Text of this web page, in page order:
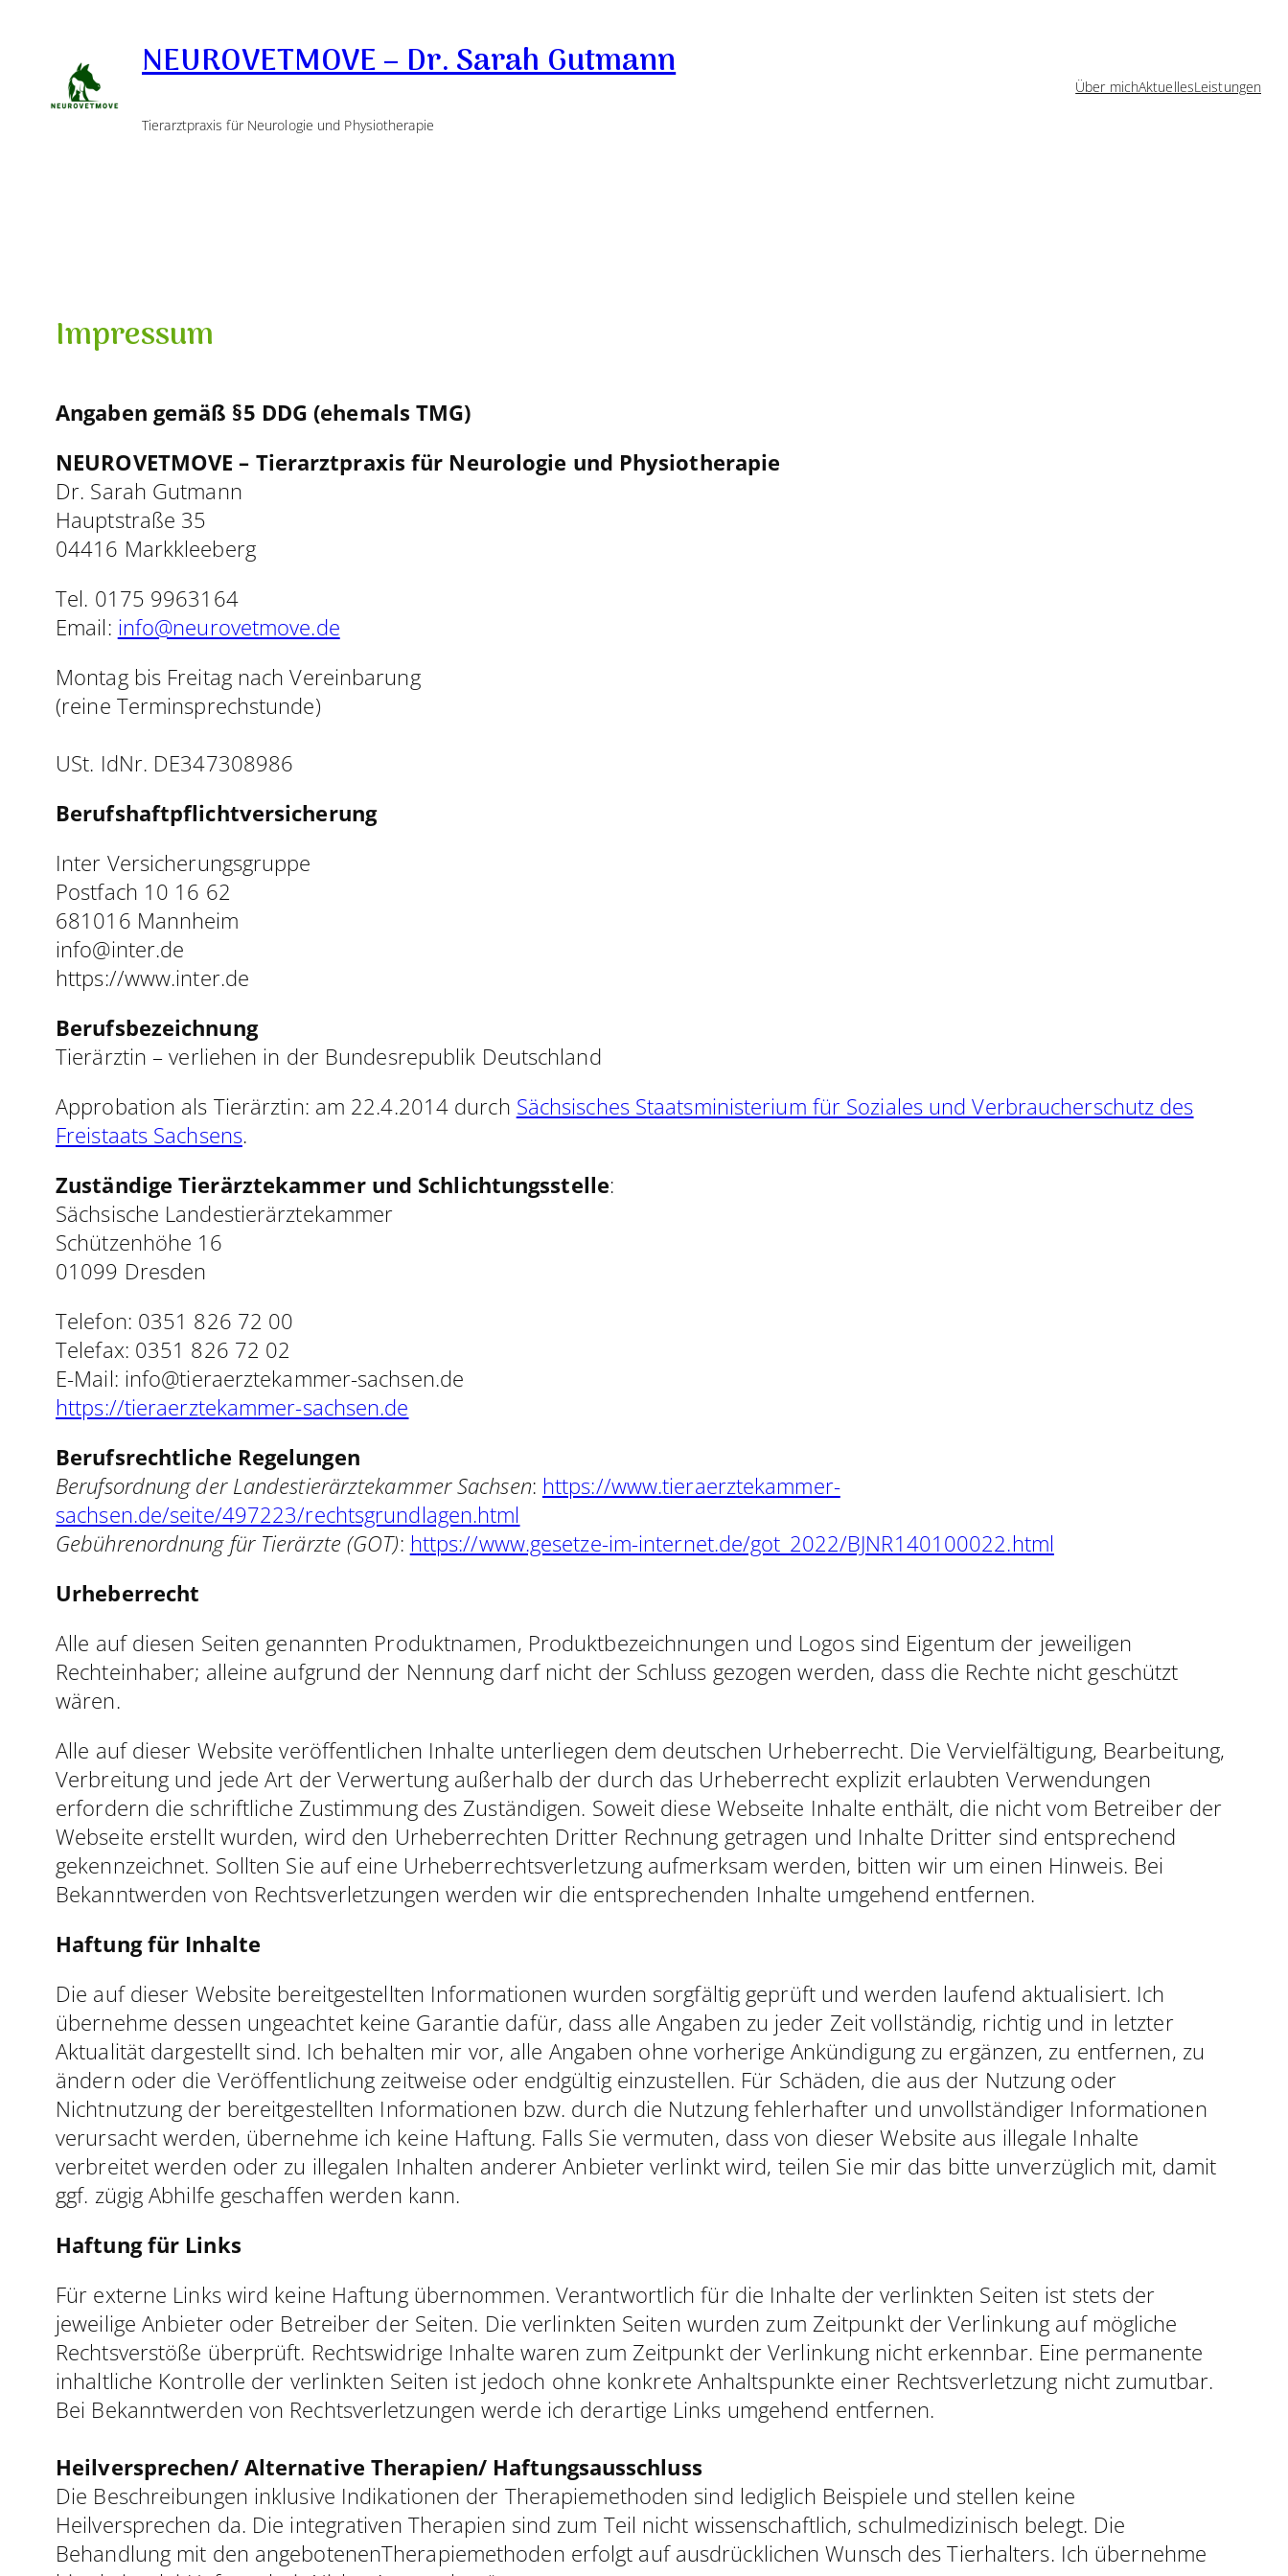
springen
NEUROVETMOVE – Dr. Sarah Gutmann
Tierarztpraxis für Neurologie und Physiotherapie
Über michAktuellesLeistungen
Impressum
Angaben gemäß §5 DDG (ehemals TMG)
NEUROVETMOVE – Tierarztpraxis für Neurologie und Physiotherapie
Dr. Sarah Gutmann
Hauptstraße 35
04416 Markkleeberg
Tel. 0175 9963164
Email: info@neurovetmove.de
Montag bis Freitag nach Vereinbarung
(reine Terminsprechstunde)
USt. IdNr. DE347308986
Berufshaftpflichtversicherung
Inter Versicherungsgruppe
Postfach 10 16 62
681016 Mannheim
info@inter.de
https://www.inter.de
Berufsbezeichnung
Tierärztin – verliehen in der Bundesrepublik Deutschland
Approbation als Tierärztin: am 22.4.2014 durch Sächsisches Staatsministerium für Soziales und Verbraucherschutz des
Freistaats Sachsens.
Zuständige Tierärztekammer und Schlichtungsstelle:
Sächsische Landestierärztekammer
Schützenhöhe 16
01099 Dresden
Telefon: 0351 826 72 00
Telefax: 0351 826 72 02
E-Mail: info@tieraerztekammer-sachsen.de
https://tieraerztekammer-sachsen.de
Berufsrechtliche Regelungen
Berufsordnung der Landestierärztekammer Sachsen: https://www.tieraerztekammer-
sachsen.de/seite/497223/rechtsgrundlagen.html
Gebührenordnung für Tierärzte (GOT): https://www.gesetze-im-internet.de/got_2022/BJNR140100022.html
Urheberrecht
Alle auf diesen Seiten genannten Produktnamen, Produktbezeichnungen und Logos sind Eigentum der jeweiligen
Rechteinhaber; alleine aufgrund der Nennung darf nicht der Schluss gezogen werden, dass die Rechte nicht geschützt
wären.
Alle auf dieser Website veröffentlichen Inhalte unterliegen dem deutschen Urheberrecht. Die Vervielfältigung, Bearbeitung,
Verbreitung und jede Art der Verwertung außerhalb der durch das Urheberrecht explizit erlaubten Verwendungen
erfordern die schriftliche Zustimmung des Zuständigen. Soweit diese Webseite Inhalte enthält, die nicht vom Betreiber der
Webseite erstellt wurden, wird den Urheberrechten Dritter Rechnung getragen und Inhalte Dritter sind entsprechend
gekennzeichnet. Sollten Sie auf eine Urheberrechtsverletzung aufmerksam werden, bitten wir um einen Hinweis. Bei
Bekanntwerden von Rechtsverletzungen werden wir die entsprechenden Inhalte umgehend entfernen.
Haftung für Inhalte
Die auf dieser Website bereitgestellten Informationen wurden sorgfältig geprüft und werden laufend aktualisiert. Ich
übernehme dessen ungeachtet keine Garantie dafür, dass alle Angaben zu jeder Zeit vollständig, richtig und in letzter
Aktualität dargestellt sind. Ich behalten mir vor, alle Angaben ohne vorherige Ankündigung zu ergänzen, zu entfernen, zu
ändern oder die Veröffentlichung zeitweise oder endgültig einzustellen. Für Schäden, die aus der Nutzung oder
Nichtnutzung der bereitgestellten Informationen bzw. durch die Nutzung fehlerhafter und unvollständiger Informationen
verursacht werden, übernehme ich keine Haftung. Falls Sie vermuten, dass von dieser Website aus illegale Inhalte
verbreitet werden oder zu illegalen Inhalten anderer Anbieter verlinkt wird, teilen Sie mir das bitte unverzüglich mit, damit
ggf. zügig Abhilfe geschaffen werden kann.
Haftung für Links
Für externe Links wird keine Haftung übernommen. Verantwortlich für die Inhalte der verlinkten Seiten ist stets der
jeweilige Anbieter oder Betreiber der Seiten. Die verlinkten Seiten wurden zum Zeitpunkt der Verlinkung auf mögliche
Rechtsverstöße überprüft. Rechtswidrige Inhalte waren zum Zeitpunkt der Verlinkung nicht erkennbar. Eine permanente
inhaltliche Kontrolle der verlinkten Seiten ist jedoch ohne konkrete Anhaltspunkte einer Rechtsverletzung nicht zumutbar.
Bei Bekanntwerden von Rechtsverletzungen werde ich derartige Links umgehend entfernen.
Heilversprechen/ Alternative Therapien/ Haftungsausschluss
Die Beschreibungen inklusive Indikationen der Therapiemethoden sind lediglich Beispiele und stellen keine
Heilversprechen da. Die integrativen Therapien sind zum Teil nicht wissenschaftlich, schulmedizinisch belegt. Die
Behandlung mit den angebotenenTherapiemethoden erfolgt auf ausdrücklichen Wunsch des Tierhalters. Ich übernehme